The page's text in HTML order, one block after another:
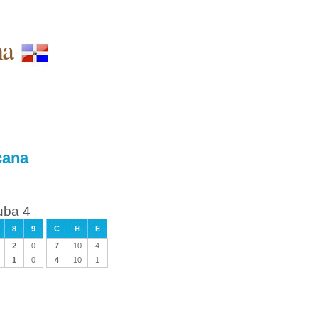
4
8 9 C H
E
2
0 7 10
4
1
0 4 10 1